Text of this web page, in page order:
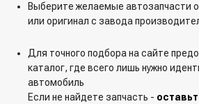
Выберите желаемые автозапчасти
или оригинал с завода
Для точного подбора на сайте
каталог, где всего лишь нужно
автомобиль
Если не найдете запчасть -